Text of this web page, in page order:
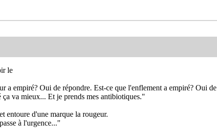
le
a empiré? Oui de répondre. Est-ce que l'enflement a empiré? Oui de
va mieux... Et je prends mes antibiotiques."
entoure d'une marque la rougeur.
à l'urgence..."